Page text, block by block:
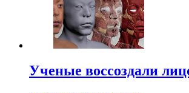
Ученые воссоздали